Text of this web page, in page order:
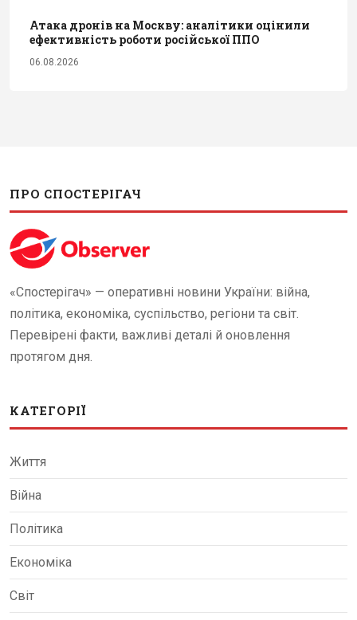
Атака дронів на Москву: аналітики оцінили
ефективність роботи російської ППО
06.08.2026
ПРО СПОСТЕРІГАЧ
«Спостерігач» — оперативні новини України: війна,
політика, економіка, суспільство, регіони та світ.
Перевірені факти, важливі деталі й оновлення
протягом дня.
КАТЕГОРІЇ
Життя
Війна
Політика
Економіка
Світ